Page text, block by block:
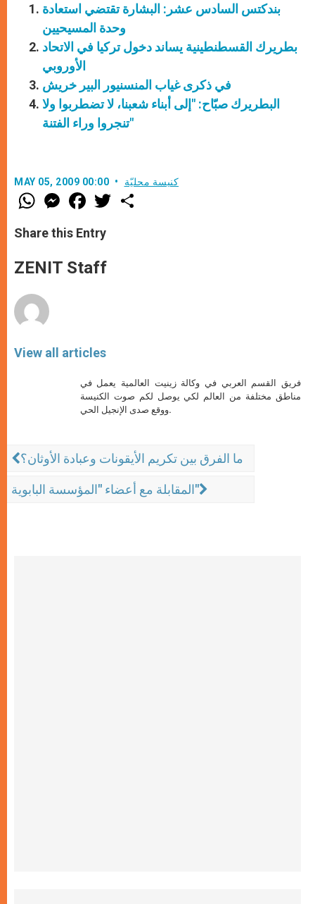
بندكتس السادس عشر: البشارة تقتضي استعادة
وحدة المسيحيين
بطريرك القسطنطينية يساند دخول تركيا في الاتحاد
الأوروبي
في ذكرى غياب المنسنيور البير خريش
البطريرك صبّاح: "إلى أبناء شعبنا، لا تضطربوا ولا
تنجروا وراء الفتنة"
MAY 05, 2009 00:00 كنيسة محليّة
W
h
t
s
p
p
M
e
s
e
g
e
F
a
e
b
o
k
w
Share this Entry
ZENIT Staff
View all articles
فريق القسم العربي في وكالة زينيت العالمية يعمل في
مناطق مختلفة من العالم لكي يوصل لكم صوت الكنيسة
ووقع صدى الإنجيل الحي.
ما الفرق بين تكريم الأيقونات وعبادة الأوثان؟
المقابلة مع أعضاء "المؤسسة البابوية"